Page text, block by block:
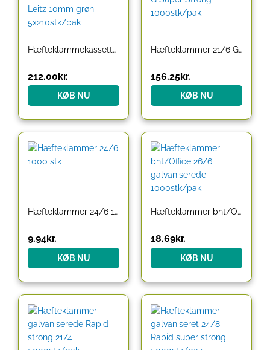
Hæfteklammekassetter Leitz 10mm grøn 5x210stk/pak
212.00kr.
KØB NU
Hæfteklammer 21/6 G Super Strong 1000stk/pak
156.25kr.
KØB NU
Hæfteklammer 24/6 1000 stk
9.94kr.
KØB NU
Hæfteklammer bnt/Office 26/6 galvaniserede 1000stk/pak
18.69kr.
KØB NU